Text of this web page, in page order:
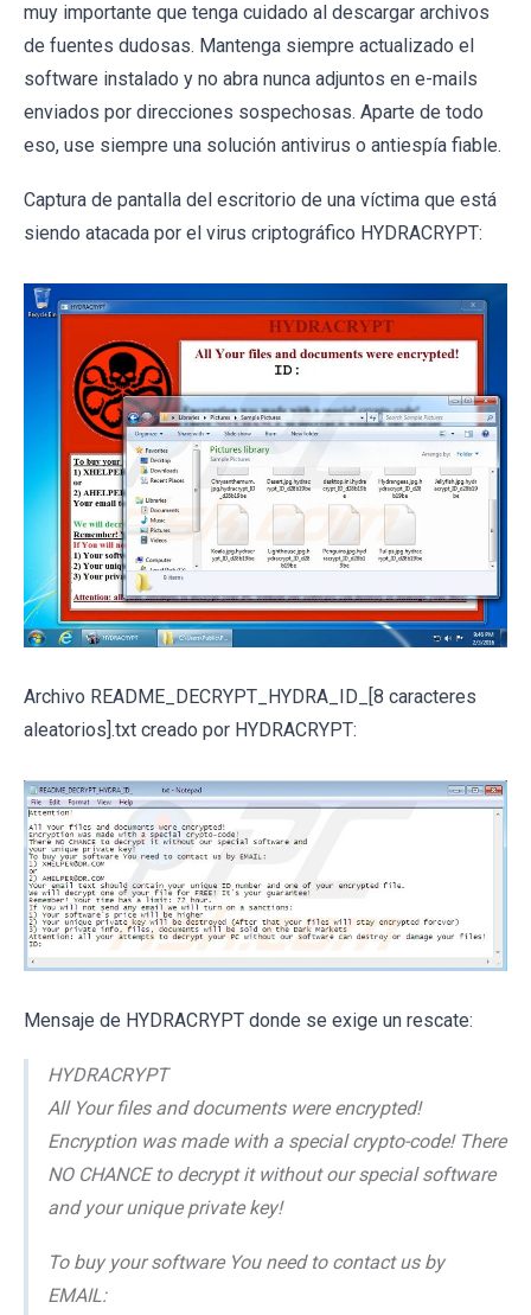
muy importante que tenga cuidado al descargar archivos
de fuentes dudosas. Mantenga siempre actualizado el
software instalado y no abra nunca adjuntos en e-mails
enviados por direcciones sospechosas. Aparte de todo
eso, use siempre una solución antivirus o antiespía fiable.
Captura de pantalla del escritorio de una víctima que está
siendo atacada por el virus criptográfico HYDRACRYPT:
Archivo README_DECRYPT_HYDRA_ID_[8 caracteres
aleatorios].txt creado por HYDRACRYPT:
Mensaje de HYDRACRYPT donde se exige un rescate:
HYDRACRYPT
All Your files and documents were encrypted!
Encryption was made with a special crypto-code! There
NO CHANCE to decrypt it without our special software
and your unique private key!
To buy your software You need to contact us by
EMAIL: